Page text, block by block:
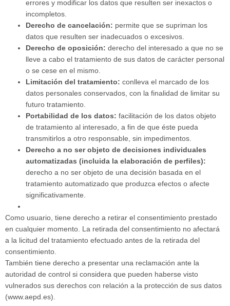
errores y modificar los datos que resulten ser inexactos o
incompletos.
Derecho de cancelación: permite que se supriman los
datos que resulten ser inadecuados o excesivos.
Derecho de oposición: derecho del interesado a que no se
lleve a cabo el tratamiento de sus datos de carácter personal
o se cese en el mismo.
Limitación del tratamiento: conlleva el marcado de los
datos personales conservados, con la finalidad de limitar su
futuro tratamiento.
Portabilidad de los datos: facilitación de los datos objeto
de tratamiento al interesado, a fin de que éste pueda
transmitirlos a otro responsable, sin impedimentos.
Derecho a no ser objeto de decisiones individuales
automatizadas (incluida la elaboración de perfiles):
derecho a no ser objeto de una decisión basada en el
tratamiento automatizado que produzca efectos o afecte
significativamente.
Como usuario, tiene derecho a retirar el consentimiento prestado
en cualquier momento. La retirada del consentimiento no afectará
a la licitud del tratamiento efectuado antes de la retirada del
consentimiento.
También tiene derecho a presentar una reclamación ante la
autoridad de control si considera que pueden haberse visto
vulnerados sus derechos con relación a la protección de sus datos
(www.aepd.es).